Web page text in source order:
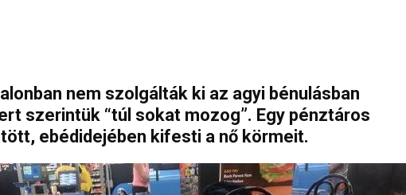
nem szolgálták ki az agyi bénulásban
szerintük “túl sokat mozog”. Egy pénztáros
ebédidejében kifesti a nő körmeit.